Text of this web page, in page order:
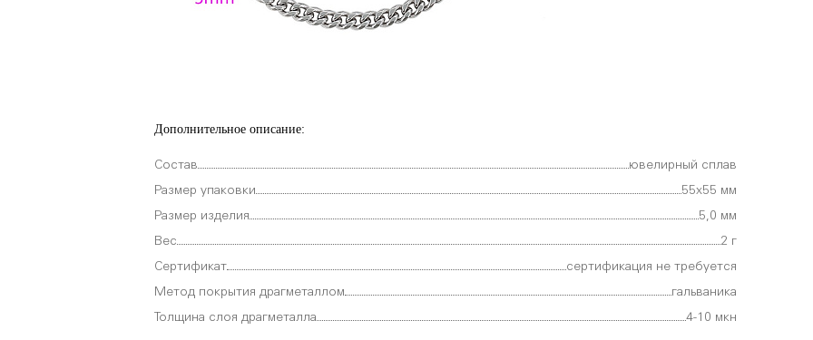
Дополнительное описание:
Состав ювелирный сплав
Размер упаковки 55х55 мм
Размер изделия 5,0 мм
Вес 2 г
Сертификат сертификация не требуется
Метод покрытия драгметаллом гальваника
Толщина слоя драгметалла 4-10 мкн